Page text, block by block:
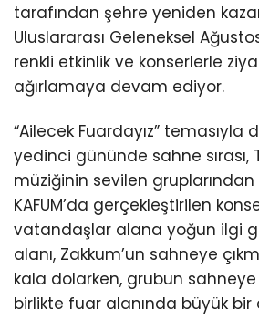
tarafından şehre yeniden
Uluslararası Geleneksel
renkli etkinlik ve konserlerle
ağırlamaya devam ediyor.
“Ailecek Fuardayız” temasıyla
yedinci gününde sahne sırası,
müziğinin sevilen gruplarından
KAFUM’da gerçekleştirilen
vatandaşlar alana yoğun ilgi
alanı, Zakkum’un sahneye
kala dolarken, grubun sahneye
birlikte fuar alanında büyük bir